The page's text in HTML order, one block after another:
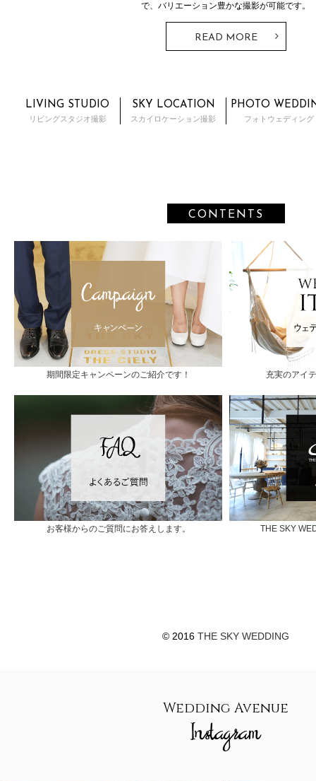
で、バリエーション豊かな撮影が可能です。
READ MORE
LIVING STUDIO
リビングスタジオ撮影
SKY LOCATION
スカイロケーション撮影
PHOTO
フォトウェディング
CONTENTS
期間限定キャンペーンのご紹介です！ 充実のアイ
お客様からのご質問にお答えします。 THE SKY
© 2016 THE SKY WEDDING
Wedding Avenue
Instagram